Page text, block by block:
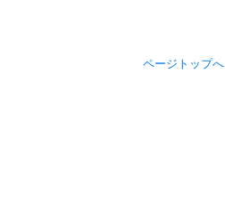
ページトップへ